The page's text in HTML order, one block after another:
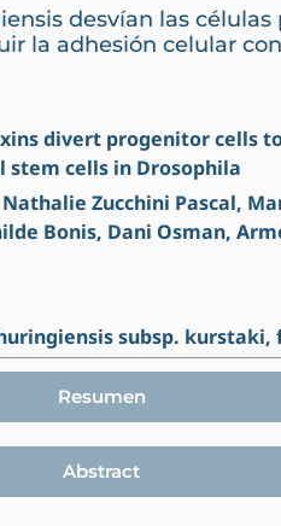
desvían las células
la adhesión celular
divert progenitor cells
cells in Drosophila
Zucchini Pascal,
Bonis, Dani Osman,
subsp.
Resumen
Abstract